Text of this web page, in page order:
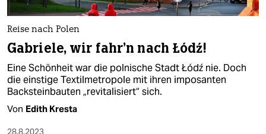
nord
wahrheit
verlag
verlag
veranstaltungen
Reise nach Polen
Gabriele, wir fahr’n nach Łódź!
Eine Schönheit war die polnische Stadt Łódź nie. Doch
die einstige Textilmetropole mit ihren imposanten
Backsteinbauten „revitalisiert“ sich.
Von Edith Kresta
28.8.2023